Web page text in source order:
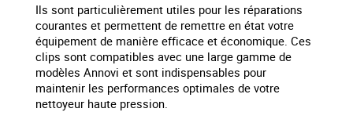
Ils sont particulièrement utiles pour les réparations
courantes et permettent de remettre en état votre
équipement de manière efficace et économique. Ces
clips sont compatibles avec une large gamme de
modèles Annovi et sont indispensables pour
maintenir les performances optimales de votre
nettoyeur haute pression.